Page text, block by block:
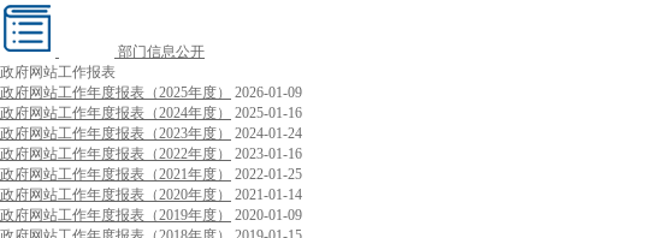
部门信息公开
政府网站工作报表
政府网站工作年度报表（2025年度）
2026-01-09
政府网站工作年度报表（2024年度）
2025-01-16
政府网站工作年度报表（2023年度）
2024-01-24
政府网站工作年度报表（2022年度）
2023-01-16
政府网站工作年度报表（2021年度）
2022-01-25
政府网站工作年度报表（2020年度）
2021-01-14
政府网站工作年度报表（2019年度）
2020-01-09